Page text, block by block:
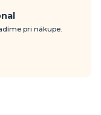
pri nákupe.